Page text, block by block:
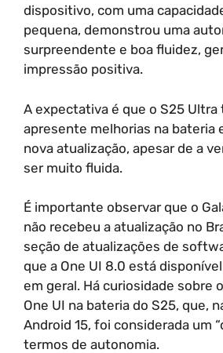
dispositivo, com uma
pequena, demonstrou uma
surpreendente e boa fluidez,
impressão positiva.
A expectativa é que o S25 Ultra
apresente melhorias na bateria
nova atualização, apesar de a
ser muito fluida.
É importante observar que o
não recebeu a atualização no
seção de atualizações de
que a One UI 8.0 está
em geral. Há curiosidade sobre
One UI na bateria do S25, que,
Android 15, foi considerada um
termos de autonomia.